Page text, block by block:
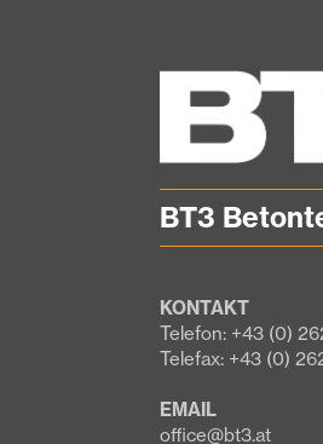
BT3
KONTAKT
Telefon: +43 (0)
Telefax: +43 (0)
EMAIL
office@bt3.at